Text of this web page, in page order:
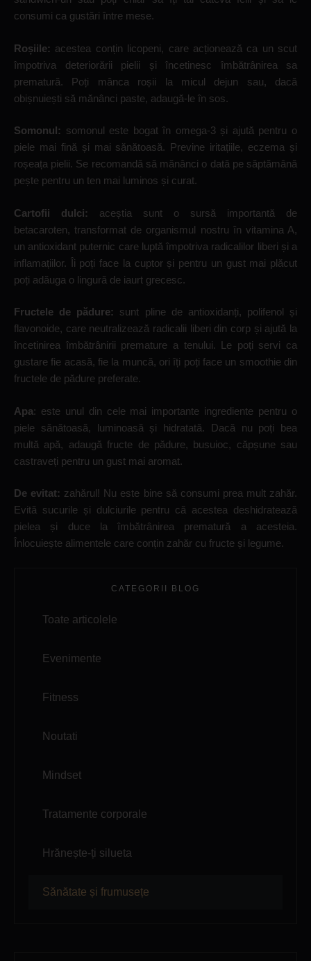
consumi ca gustări între mese.
Roșiile: acestea conțin licopeni, care acționează ca un scut
împotriva deteriorării pielii și încetinesc îmbătrânirea sa
prematură. Poți mânca roșii la micul dejun sau, dacă
obișnuiești să mănânci paste, adaugă-le în sos.
Somonul: somonul este bogat în omega-3 și ajută pentru o
piele mai fină și mai sănătoasă. Previne iritațiile, eczema și
roșeața pielii. Se recomandă să mănânci o dată pe săptămână
pește pentru un ten mai luminos și curat.
Cartofii dulci: aceștia sunt o sursă importantă de
betacaroten, transformat de organismul nostru în vitamina A,
un antioxidant puternic care luptă împotriva radicalilor liberi și a
inflamațiilor. Îi poți face la cuptor și pentru un gust mai plăcut
poți adăuga o lingură de iaurt grecesc.
Fructele de pădure: sunt pline de antioxidanți, polifenol și
flavonoide, care neutralizează radicalii liberi din corp și ajută la
încetinirea îmbătrânirii premature a tenului. Le poți servi ca
gustare fie acasă, fie la muncă, ori îți poți face un smoothie din
fructele de pădure preferate.
Apa: este unul din cele mai importante ingrediente pentru o
piele sănătoasă, luminoasă și hidratată. Dacă nu poți bea
multă apă, adaugă fructe de pădure, busuioc, căpșune sau
castraveți pentru un gust mai aromat.
De evitat: zahărul! Nu este bine să consumi prea mult zahăr.
Evită sucurile și dulciurile pentru că acestea deshidratează
pielea și duce la îmbătrânirea prematură a acesteia.
Înlocuiește alimentele care conțin zahăr cu fructe și legume.
CATEGORII BLOG
Toate articolele
Evenimente
Fitness
Noutati
Mindset
Tratamente corporale
Hrănește-ți silueta
Sănătate și frumusețe